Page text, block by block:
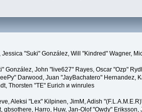
"Suki" González, Will "Kindred" Wagner,
González, John "live627" Rayes, Oscar "Ozp"
Darwood, Juan "JayBachatero"
Thorsten "TE" Eurich и winrules
Aleksi "Lex" Kilpinen, JimM, Adish
gbsothere, Harro, Huw, Jan-Olof "Owdy"